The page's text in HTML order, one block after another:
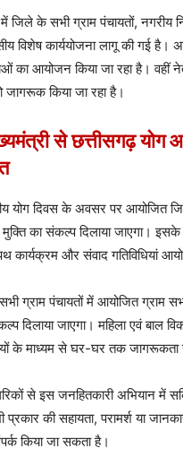
जिले के सभी ग्राम पंचायतों, नगरीय
विशेष कार्ययोजना लागू की गई
का आयोजन किया जा रहा है। वहीं
जागरूक किया जा रहा है।
से छत्तीसगढ़
योग दिवस के अवसर पर आयोजित
का संकल्प दिलाया जाएगा। इसके
कार्यक्रम और संवाद गतिविधियां
ग्राम पंचायतों में आयोजित ग्राम
दिलाया जाएगा। महिला एवं बाल
के माध्यम से घर-घर तक
से इस जनहितकारी अभियान में
प्रकार की सहायता, परामर्श या
किया जा सकता है।